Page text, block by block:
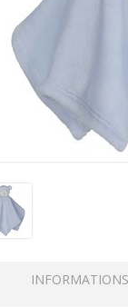
INFORMATIONS